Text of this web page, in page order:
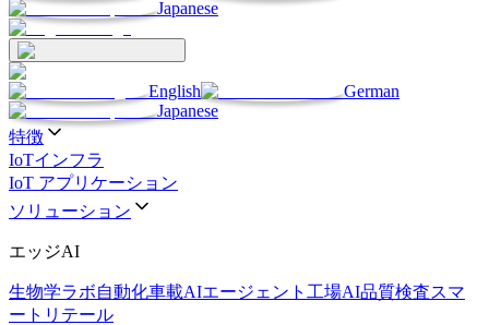
Japanese
English
German
Japanese
特徴
IoTインフラ
IoT アプリケーション
ソリューション
エッジAI
生物学ラボ自動化車載AIエージェント 工場AI品質検査スマ
ートリテール